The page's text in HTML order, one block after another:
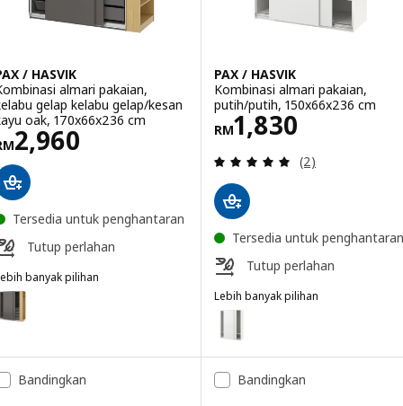
/ HASVIK
almari pakaian,
gelap kelabu gelap/kesan
oak, 170x66x236 cm
2,960RM 2960
Tersedia untuk penghantaran
Tutup perlahan
banyak pilihan
/ HASVIKPAX / HASVIK, Kombinasi almari pakaian, kelabu gelap
PAX / HASVIK
Kombinasi almari pakaian,
putih/putih, 150x66x236 cm
RM1,830
Harga RM 1830
Ulasan: 5
(2)
Tersedia untuk penghantaran
Tutup perlahan
Lebih banyak pilihan
PAX / HASVIK
Pilihan: PAX / HASVIK,
Bandingkan Bandingkan